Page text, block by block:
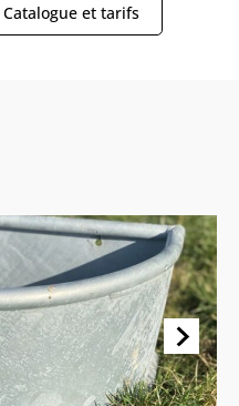
Catalogue et tarifs